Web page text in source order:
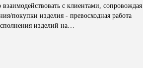
с клиентами,
покупки изделия - превосходная работа
изделий на…